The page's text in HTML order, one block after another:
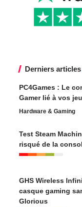
Derniers articles
PC4Games : Le
Gamer lié à vos
Hardware & Gaming
Test Steam
risqué de la
GHS Wireless
casque gaming
Glorious